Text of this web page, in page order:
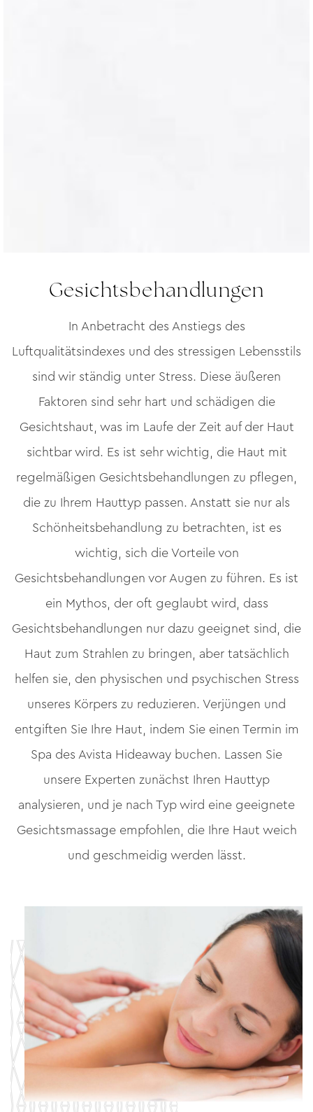
Gesichtsbehandlungen
In Anbetracht des Anstiegs des
Luftqualitätsindexes und des stressigen Lebensstils
sind wir ständig unter Stress. Diese äußeren
Faktoren sind sehr hart und schädigen die
Gesichtshaut, was im Laufe der Zeit auf der Haut
sichtbar wird. Es ist sehr wichtig, die Haut mit
regelmäßigen Gesichtsbehandlungen zu pflegen,
die zu Ihrem Hauttyp passen. Anstatt sie nur als
Schönheitsbehandlung zu betrachten, ist es
wichtig, sich die Vorteile von
Gesichtsbehandlungen vor Augen zu führen. Es ist
ein Mythos, der oft geglaubt wird, dass
Gesichtsbehandlungen nur dazu geeignet sind, die
Haut zum Strahlen zu bringen, aber tatsächlich
helfen sie, den physischen und psychischen Stress
unseres Körpers zu reduzieren. Verjüngen und
entgiften Sie Ihre Haut, indem Sie einen Termin im
Spa des Avista Hideaway buchen. Lassen Sie
unsere Experten zunächst Ihren Hauttyp
analysieren, und je nach Typ wird eine geeignete
Gesichtsmassage empfohlen, die Ihre Haut weich
und geschmeidig werden lässt.